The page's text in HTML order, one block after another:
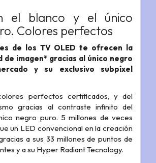
el blanco y el único
Colores perfectos
de los TV OLED te ofrecen la
de imagen* gracias al único negro
y su exclusivo subpíxel
perfectos certificados, y del
gracias al contraste infinito del
negro puro. 5 millones de veces
un LED convencional en la creación
a sus 33 millones de puntos de
y a su Hyper Radiant Tecnology.